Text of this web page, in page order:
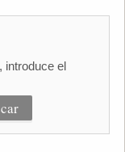
introduce el